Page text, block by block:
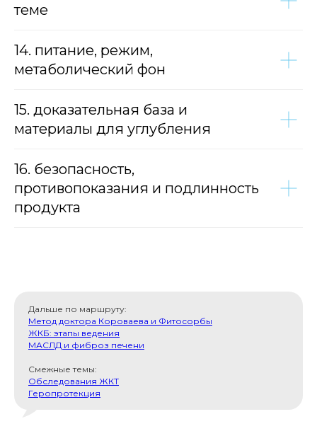
теме
14. питание, режим,
метаболический фон
15. доказательная база и
материалы для углубления
16. безопасность,
противопоказания и подлинность
продукта
Дальше по маршруту:
Метод доктора Короваева и Фитосорбы
ЖКБ: этапы ведения
МАСЛД и фиброз печени
Смежные темы:
Обследования ЖКТ
Геропротекция